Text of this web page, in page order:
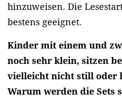
hinzuweisen. Die
bestens geeignet.
Kinder mit einem und
noch sehr klein, sitzen
vielleicht nicht still oder
Warum werden die Sets